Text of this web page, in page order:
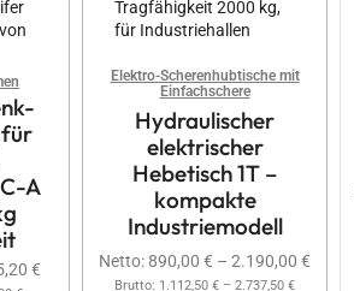
A
€
Elektro-Scherenhubtische mit
Einfachschere
Hydraulischer
elektrischer
Hebetisch 1T –
kompakte
Industriemodell
Netto:890,00 € – 2.190,00 €
Brutto: 1.112,50 € – 2.737,50 €